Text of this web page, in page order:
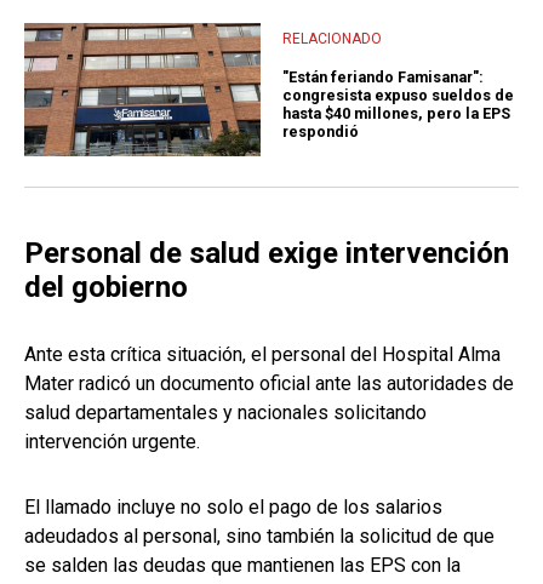
RELACIONADO
"Están feriando Famisanar":
congresista expuso sueldos de
hasta $40 millones, pero la EPS
respondió
Personal de salud exige intervención
del gobierno
Ante esta crítica situación, el personal del Hospital Alma
Mater radicó un documento oficial ante las autoridades de
salud departamentales y nacionales solicitando
intervención urgente.
El llamado incluye no solo el pago de los salarios
adeudados al personal, sino también la solicitud de que
se salden las deudas que mantienen las EPS con la